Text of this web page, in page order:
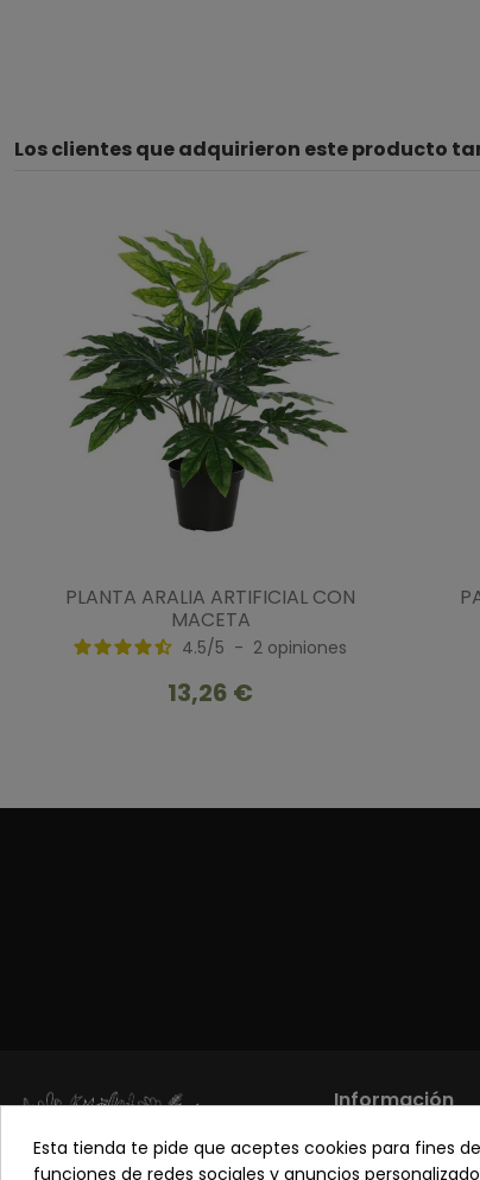
Los clientes que adquirieron este producto
PLANTA ARALIA ARTIFICIAL CON
MACETA
4.5/5 - 2 opiniones
13,26 €
Información
Los más
Esta tienda te pide que aceptes cookies para fines
funciones de redes sociales y anuncios